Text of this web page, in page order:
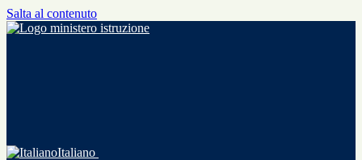
Salta al contenuto
Italiano